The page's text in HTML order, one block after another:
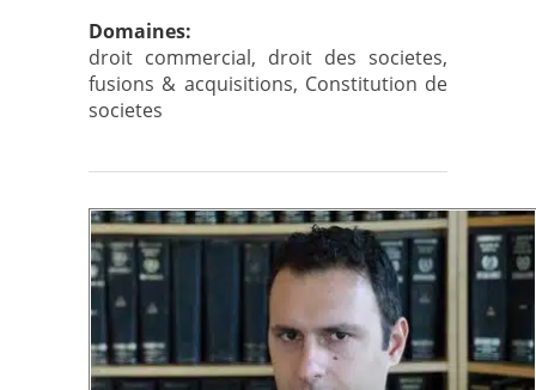
Domaines:
droit commercial, droit des societes,
fusions & acquisitions, Constitution de
societes